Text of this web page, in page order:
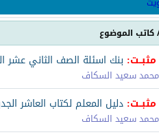
كاتب الموضوع
مثبــت: بنك اسئلة الصف الثاني عشر
محمد سعيد السكاف
مثبــت: دليل المعلم لكتاب العاشر
محمد سعيد السكاف